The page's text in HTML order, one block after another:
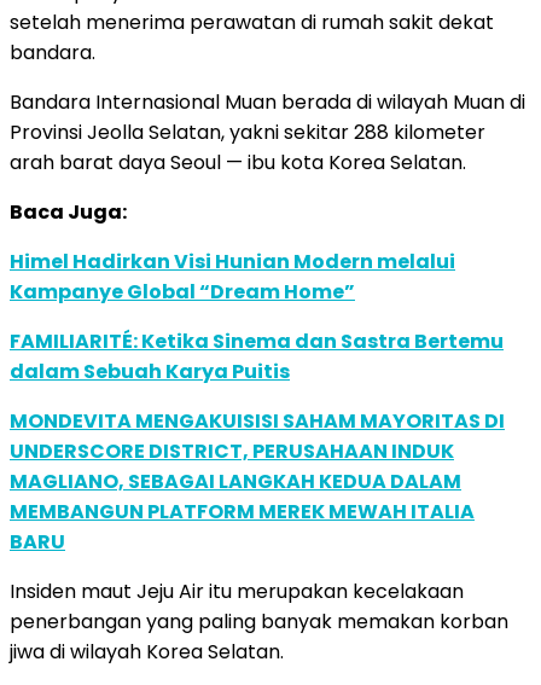
setelah menerima perawatan di rumah sakit dekat
bandara.
Bandara Internasional Muan berada di wilayah Muan di
Provinsi Jeolla Selatan, yakni sekitar 288 kilometer
arah barat daya Seoul — ibu kota Korea Selatan.
Baca Juga:
Himel Hadirkan Visi Hunian Modern melalui
Kampanye Global “Dream Home”
FAMILIARITÉ: Ketika Sinema dan Sastra Bertemu
dalam Sebuah Karya Puitis
MONDEVITA MENGAKUISISI SAHAM MAYORITAS DI
UNDERSCORE DISTRICT, PERUSAHAAN INDUK
MAGLIANO, SEBAGAI LANGKAH KEDUA DALAM
MEMBANGUN PLATFORM MEREK MEWAH ITALIA
BARU
Insiden maut Jeju Air itu merupakan kecelakaan
penerbangan yang paling banyak memakan korban
jiwa di wilayah Korea Selatan.